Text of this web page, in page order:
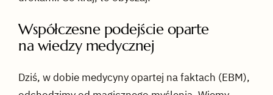
Współczesne podejście oparte
na wiedzy medycznej
Dziś, w dobie medycyny opartej na faktach (EBM),